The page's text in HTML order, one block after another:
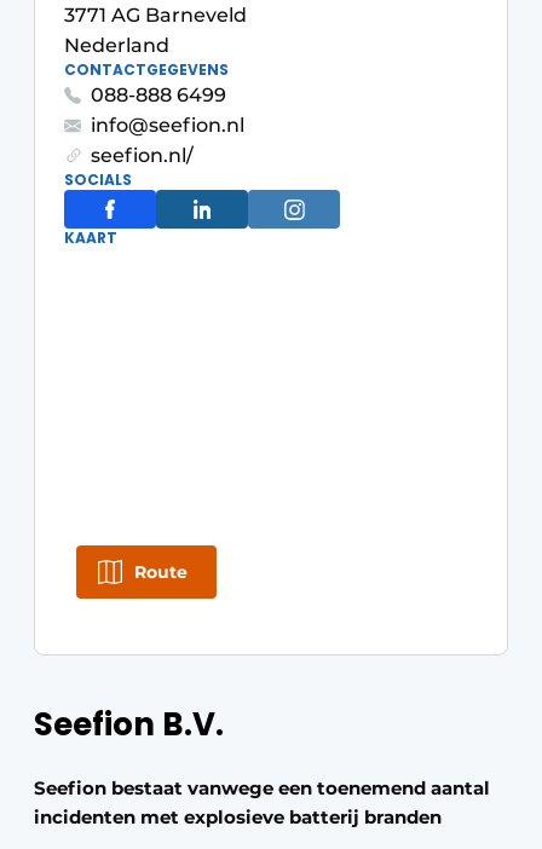
Duurzaamheid & Innovatie
Seefion B.V.
Seefion bestaat vanwege een toenemend aantal
incidenten met explosieve batterij branden
3771 AG Barneveld
Nederland
CONTACTGEGEVENS
088-888 6499
info@seefion.nl
seefion.nl/
SOCIALS
KAART
Route